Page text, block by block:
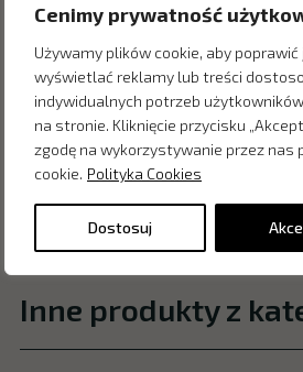
Cenimy prywatność
Używamy plików cookie, aby
wyświetlać reklamy lub treści
indywidualnych potrzeb
na stronie. Kliknięcie przycisku
zgodę na wykorzystywanie przez nas
cookie. Polityka Cookies
Dostosuj
Inne produkty z